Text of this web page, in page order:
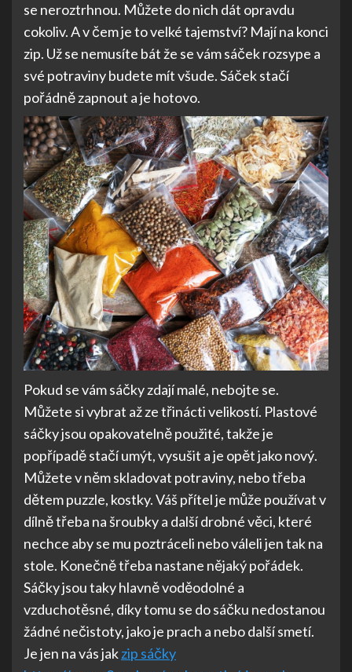
se neroztrhnou. Můžete do nich dát opravdu
cokoliv. A v čem je to velké tajemství? Mají na konci
zip. Už se nemusíte bát že se vám sáček rozsype a
své potraviny budete mít všude. Sáček stačí
pořádně zapnout a je hotovo.
Pokud se vám sáčky zdají malé, nebojte se.
Můžete si vybrat až ze třinácti velikostí. Plastové
sáčky jsou opakovatelně použité, takže je
popřípadě stačí umýt, vysušit a je opět jako nový.
Můžete v něm skladovat potraviny, nebo třeba
dětem puzzle, kostky. Váš přítel je může používat v
dílně třeba na šroubky a další drobné věci, které
nechce aby se mu poztráceli nebo váleli jen tak na
stole. Konečně třeba nastane nějaký pořádek.
Sáčky jsou taky hlavně voděodolné a
vzduchotěsné, díky tomu se do sáčku nedostanou
žádné nečistoty, jako je prach a nebo další smetí.
Je jen na vás jakzip sáčky